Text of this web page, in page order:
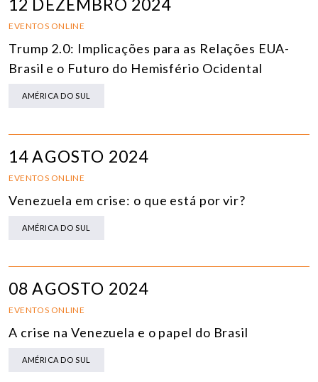
12 DEZEMBRO 2024
EVENTOS ONLINE
Trump 2.0: Implicações para as Relações EUA-
Brasil e o Futuro do Hemisfério Ocidental
AMÉRICA DO SUL
14 AGOSTO 2024
EVENTOS ONLINE
Venezuela em crise: o que está por vir?
AMÉRICA DO SUL
08 AGOSTO 2024
EVENTOS ONLINE
A crise na Venezuela e o papel do Brasil
AMÉRICA DO SUL